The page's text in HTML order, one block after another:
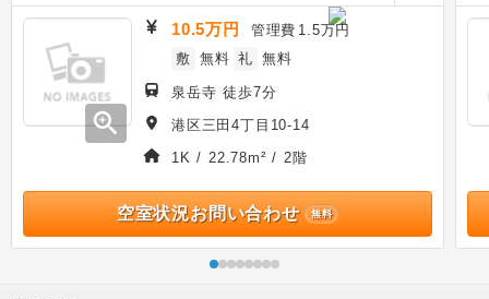
zoom_in
10.5万円 管理費 1.5万円
敷 無料 礼 無料
泉岳寺 徒歩7分
港区三田4丁目10-14
1K / 22.78m² / 2階
空室状況お問い合わせ 無料